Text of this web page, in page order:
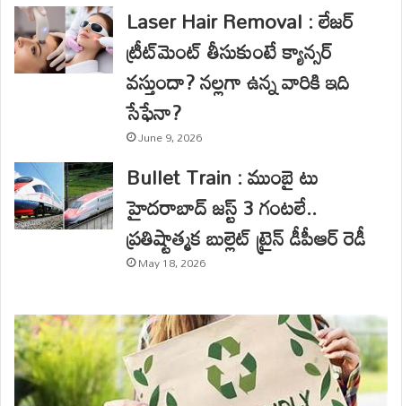
Laser Hair Removal : లేజర్
ట్రీట్‌మెంట్ తీసుకుంటే క్యాన్సర్
వస్తుందా? నల్లగా ఉన్న వారికి ఇది
సేఫేనా?
June 9, 2026
Bullet Train : ముంబై టు
హైదరాబాద్ జస్ట్ 3 గంటలే..
ప్రతిష్టాత్మక బుల్లెట్ ట్రైన్ డీపీఆర్ రెడీ
May 18, 2026